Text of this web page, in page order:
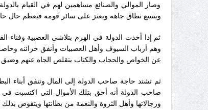
وصار الموالي والصنائع مساهمين لهم في القيام
ويتسع نطاق جاهه ويعتز على سائر قومه فيعظم حال
ثم إذا أخذت الدولة في الهرم بتلاشي العصبية وفناء
وهم أرباب السيوف وأهل العصبيات وأنفق خزائنه
عن الخواص والحجاب والكتاب بتقلص الجاه عنهم
ثم تشتد حاجة صاحب الدولة إلى المال وتنفق أبناء
صاحب الدولة أنه أحق بتلك الأموال التي اكتسبت في
ورجالاتها وأهل الثروة والنعمة من بطانتها ويتقوض